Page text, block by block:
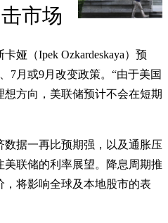
市场
娅（Ipek Ozkardeskaya）预
7月或9月改变政策。“由于美国
方向，美联储预计不会在短期
据一再比预期强，以及通胀压
联储的利率展望。降息周期推
将影响全球及本地股市的表